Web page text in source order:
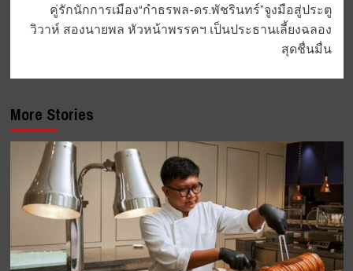
คู่รักนักการเมือง“กำธรพล-ดร.พัชรินทร์”จูงมือสู่ประตู
วิวาห์ สองนายพล หัวหน้าพรรคฯ เป็นประธานเลี้ยงฉลอง
สุดชื่นมื่น
More Stories